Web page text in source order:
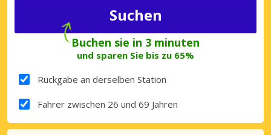
Buchen sie in 3 minuten
und sparen Sie bis zu 65%
Rückgabe an derselben Station
Fahrer zwischen 26 und 69 Jahren